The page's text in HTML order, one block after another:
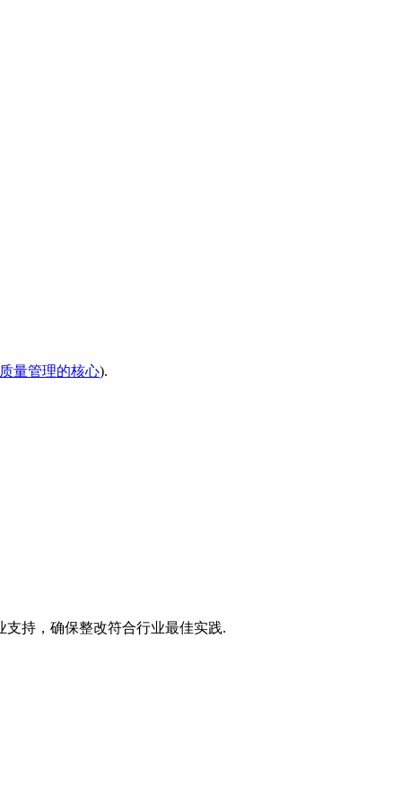
量管理的核心).
持，确保整改符合行业最佳实践.